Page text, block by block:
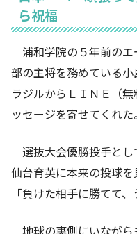
ら祝福
浦和学院の５年前の
部の主将を務めている
ラジルからＬＩＮＥ（
ッセージを寄せてくれた。
選抜大会優勝投手と
仙台育英に本来の投球
「負けた相手に勝てて